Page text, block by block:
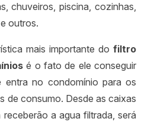
chuveiros, piscina, cozinhas,
outros.
mais importante dofiltro
é o fato de ele conseguir
no condomínio para os
de consumo. Desde as caixas
receberão a agua filtrada, será